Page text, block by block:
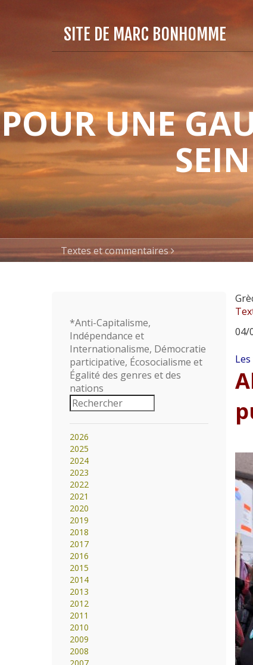
SITE DE MARC BONHOMME
POUR UNE
Textes et commentaires
04/
*Anti-Capitalisme,
Indépendance et
Internationalisme, Démocratie
participative, Écosocialisme et
Égalité des genres et des
nations
2026
2025
2024
2023
2022
2021
2020
2019
2018
2017
2016
2015
2014
2013
2012
2011
2010
2009
2008